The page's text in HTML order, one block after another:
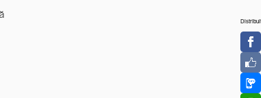
Distribuit